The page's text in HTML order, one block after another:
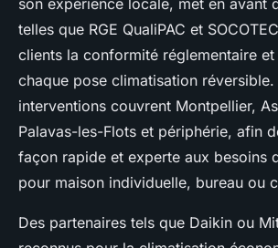
telles que RGE QualiPAC et
clients la conformité réglementaire
chaque pose climatisation réversible.
interventions couvrent Montpellier,
Palavas-les-Flots et périphérie, afin
façon rapide et experte aux besoins
pour maison individuelle, bureau ou
Des partenaires tels que Daikin ou